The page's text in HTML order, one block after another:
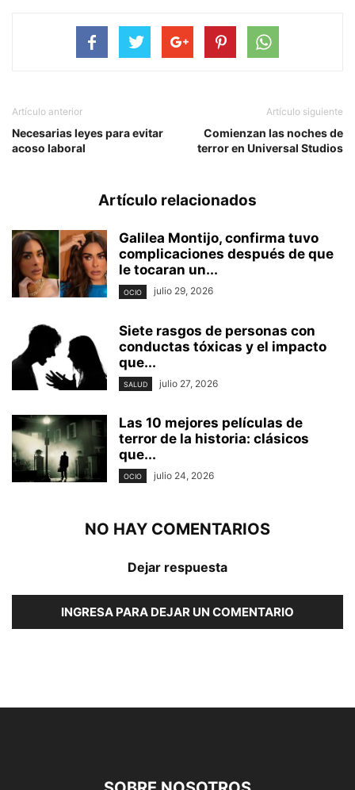
Artículo anterior
Necesarias leyes para evitar
acoso laboral
Artículo siguiente
Comienzan las noches de
terror en Universal Studios
Artículo relacionados
Galilea Montijo, confirma tuvo
complicaciones después de que
le tocaran un...
OCIO julio 29, 2026
Siete rasgos de personas con
conductas tóxicas y el impacto
que...
SALUD julio 27, 2026
Las 10 mejores películas de
terror de la historia: clásicos
que...
OCIO julio 24, 2026
NO HAY COMENTARIOS
Dejar respuesta
INGRESA PARA DEJAR UN COMENTARIO